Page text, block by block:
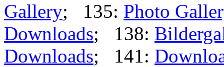
Gallery; 135: Photo
Downloads; 138:
Downloads; 141: